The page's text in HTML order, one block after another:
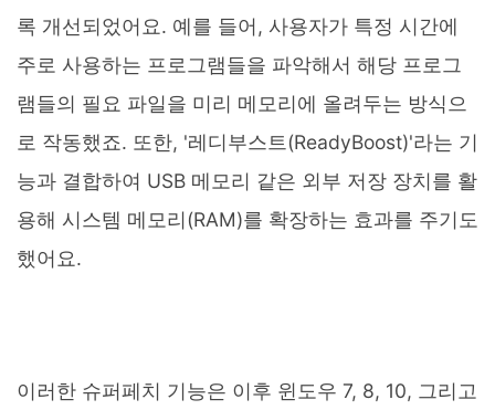
록 개선되었어요. 예를 들어, 사용자가 특정 시간에
주로 사용하는 프로그램들을 파악해서 해당 프로그
램들의 필요 파일을 미리 메모리에 올려두는 방식으
로 작동했죠. 또한, '레디부스트(ReadyBoost)'라는 기
능과 결합하여 USB 메모리 같은 외부 저장 장치를 활
용해 시스템 메모리(RAM)를 확장하는 효과를 주기도
했어요.
이러한 슈퍼페치 기능은 이후 윈도우 7, 8, 10, 그리고